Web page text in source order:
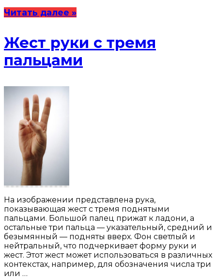
Читать далее »
Жест руки с тремя
пальцами
На изображении представлена рука,
показывающая жест с тремя поднятыми
пальцами. Большой палец прижат к ладони, а
остальные три пальца — указательный, средний и
безымянный — подняты вверх. Фон светлый и
нейтральный, что подчеркивает форму руки и
жест. Этот жест может использоваться в различных
контекстах, например, для обозначения числа три
или …